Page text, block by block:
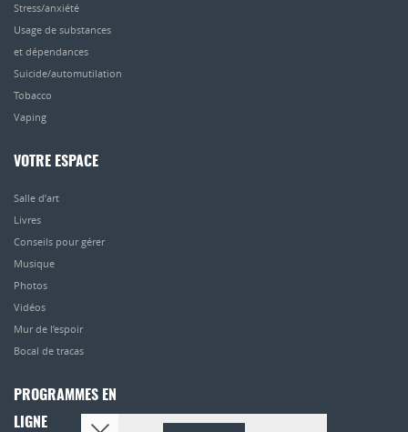
Stress/anxiété
Usage de substances
et dépendances
Suicide/automutilation
Tobacco
Vaping
VOTRE ESPACE
Salle d’art
Livres
Conseils pour gérer
Musique
Photos
Vidéos
Mur de l’espoir
Bocal de tracas
PROGRAMMES EN
LIGNE